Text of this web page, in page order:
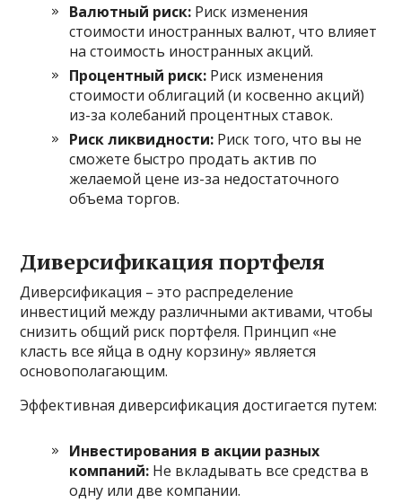
Валютный риск: Риск изменения
стоимости иностранных валют, что влияет
на стоимость иностранных акций.
Процентный риск: Риск изменения
стоимости облигаций (и косвенно акций)
из-за колебаний процентных ставок.
Риск ликвидности: Риск того, что вы не
сможете быстро продать актив по
желаемой цене из-за недостаточного
объема торгов.
Диверсификация портфеля
Диверсификация – это распределение
инвестиций между различными активами, чтобы
снизить общий риск портфеля. Принцип «не
класть все яйца в одну корзину» является
основополагающим.
Эффективная диверсификация достигается путем:
Инвестирования в акции разных
компаний: Не вкладывать все средства в
одну или две компании.